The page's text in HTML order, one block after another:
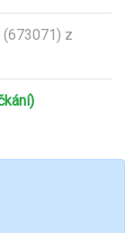
(673071) z